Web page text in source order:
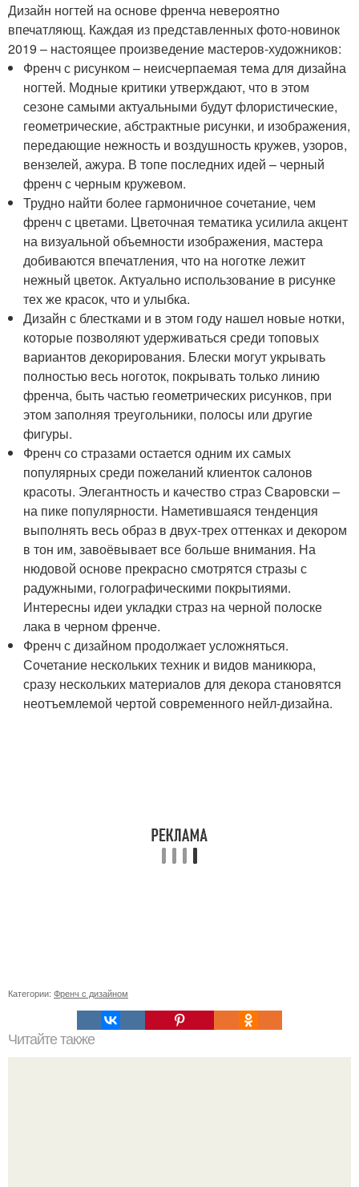
Дизайн ногтей на основе френча невероятно
впечатляющ. Каждая из представленных фото-новинок
2019 – настоящее произведение мастеров-художников:
Френч с рисунком – неисчерпаемая тема для дизайна
ногтей. Модные критики утверждают, что в этом
сезоне самыми актуальными будут флористические,
геометрические, абстрактные рисунки, и изображения,
передающие нежность и воздушность кружев, узоров,
вензелей, ажура. В топе последних идей – черный
френч с черным кружевом.
Трудно найти более гармоничное сочетание, чем
френч с цветами. Цветочная тематика усилила акцент
на визуальной объемности изображения, мастера
добиваются впечатления, что на ноготке лежит
нежный цветок. Актуально использование в рисунке
тех же красок, что и улыбка.
Дизайн с блестками и в этом году нашел новые нотки,
которые позволяют удерживаться среди топовых
вариантов декорирования. Блески могут укрывать
полностью весь ноготок, покрывать только линию
френча, быть частью геометрических рисунков, при
этом заполняя треугольники, полосы или другие
фигуры.
Френч со стразами остается одним их самых
популярных среди пожеланий клиенток салонов
красоты. Элегантность и качество страз Сваровски –
на пике популярности. Наметившаяся тенденция
выполнять весь образ в двух-трех оттенках и декором
в тон им, завоёвывает все больше внимания. На
нюдовой основе прекрасно смотрятся стразы с
радужными, голографическими покрытиями.
Интересны идеи укладки страз на черной полоске
лака в черном френче.
Френч с дизайном продолжает усложняться.
Сочетание нескольких техник и видов маникюра,
сразу нескольких материалов для декора становятся
неотъемлемой чертой современного нейл-дизайна.
Категории: Френч с дизайном
Читайте также